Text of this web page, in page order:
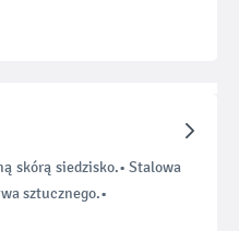
skórą siedzisko.• Stalowa
sztucznego.•